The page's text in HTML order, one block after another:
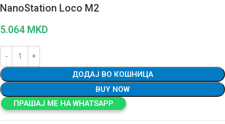
NanoStation Loco M2
5.064 MKD
ДОДАЈ ВО КОШНИЦА
BUY NOW
ПРАШАЈ МЕ НА WHATSAPP